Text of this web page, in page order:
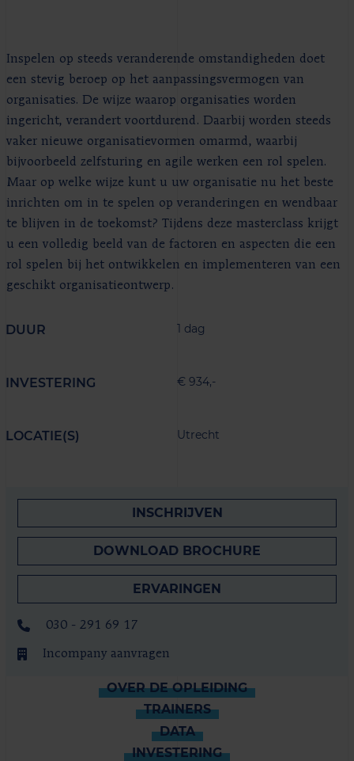
Inspelen op steeds veranderende omstandigheden doet
een stevig beroep op het aanpassingsvermogen van
organisaties. De wijze waarop organisaties worden
ingericht, verandert voortdurend. Daarbij worden steeds
vaker nieuwe organisatievormen omarmd, waarbij
bijvoorbeeld zelfsturing en agile werken een rol spelen.
Maar op welke wijze kunt u uw organisatie nu het beste
inrichten om in te spelen op veranderingen en wendbaar
te blijven in de toekomst? Tijdens deze masterclass krijgt
u een volledig beeld van de factoren en aspecten die een
rol spelen bij het ontwikkelen en implementeren van een
geschikt organisatieontwerp.
DUUR 1 dag
INVESTERING € 934,-
LOCATIE(S) Utrecht
INSCHRIJVEN
DOWNLOAD BROCHURE
ERVARINGEN
030 - 291 69 17
Incompany aanvragen
OVER DE OPLEIDING
TRAINERS
DATA
INVESTERING